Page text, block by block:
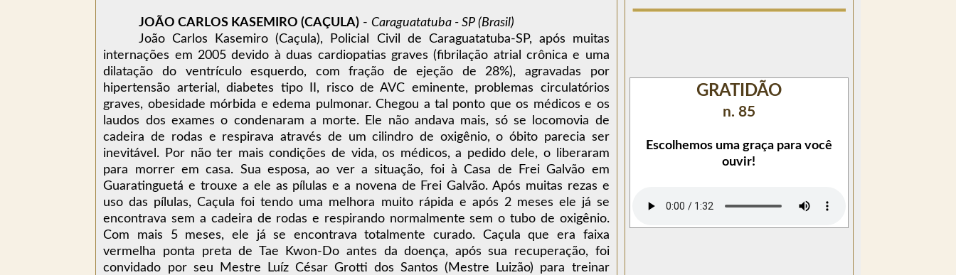
JOÃO CARLOS KASEMIRO (CAÇULA) -Caraguatatuba - SP (Brasil)
João Carlos Kasemiro (Caçula), Policial Civil de Caraguatatuba-SP, após muitas
internações em 2005 devido à duas cardiopatias graves (fibrilação atrial crônica e uma
dilatação do ventrículo esquerdo, com fração de ejeção de 28%), agravadas por
hipertensão arterial, diabetes tipo II, risco de AVC eminente, problemas circulatórios
graves, obesidade mórbida e edema pulmonar. Chegou a tal ponto que os médicos e os
laudos dos exames o condenaram a morte. Ele não andava mais, só se locomovia de
cadeira de rodas e respirava através de um cilindro de oxigênio, o óbito parecia ser
inevitável. Por não ter mais condições de vida, os médicos, a pedido dele, o liberaram
para morrer em casa. Sua esposa, ao ver a situação, foi à Casa de Frei Galvão em
Guaratinguetá e trouxe a ele as pílulas e a novena de Frei Galvão. Após muitas rezas e
uso das pílulas, Caçula foi tendo uma melhora muito rápida e após 2 meses ele já se
encontrava sem a cadeira de rodas e respirando normalmente sem o tubo de oxigênio.
Com mais 5 meses, ele já se encontrava totalmente curado. Caçula que era faixa
vermelha ponta preta de Tae Kwon-Do antes da doença, após sua recuperação, foi
convidado por seu Mestre Luíz César Grotti dos Santos (Mestre Luizão) para treinar
GRATIDÃO
n. 85
Escolhemos uma graça para você
ouvir!